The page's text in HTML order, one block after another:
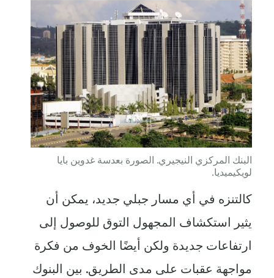
البنك المركزي النيجيري. الصورة بعدسة غدوين بايا
لويكيميديا.
كالتنزه في أي مسار جبلي جديد، يمكن أن
يثير استكشاف المجهول التوق للوصول إلى
ارتفاعات جديدة ولكن أيضًا الخوف من فكرة
مواجهة عقبات على مدى الطريق. بين البنوك